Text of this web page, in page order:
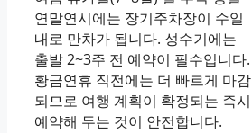
연말연시에는 장기주차장이 수일
내로 만차가 됩니다. 성수기에는
출발 2~3주 전 예약이 필수입니다.
황금연휴 직전에는 더 빠르게 마감
되므로 여행 계획이 확정되는 즉시
예약해 두는 것이 안전합니다.